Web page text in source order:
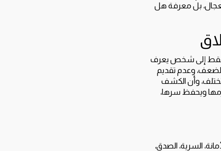
بل معرفة هل
فقط إلى شخص يعرف
وعدم تقديم
وأن الكشف
ويحفظ سرها،
السرية، الصدق،